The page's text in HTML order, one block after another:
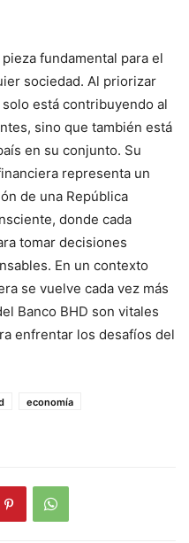
fundamental para el
sociedad. Al priorizar
está contribuyendo al
sino que también está
en su conjunto. Su
representa un
de una República
donde cada
tomar decisiones
En un contexto
se vuelve cada vez más
Banco BHD son vitales
enfrentar los desafíos del
economía